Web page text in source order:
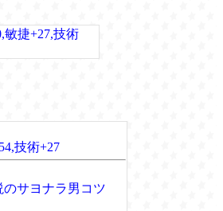
敏捷+27,技術
技術+27
サヨナラ男コツ